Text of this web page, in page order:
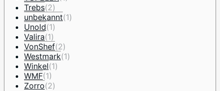
Trebs(2)
unbekannt(1)
Unold(1)
Valira(1)
VonShef(2)
Westmark(1)
Winkel(1)
WMF(1)
Zorro(2)